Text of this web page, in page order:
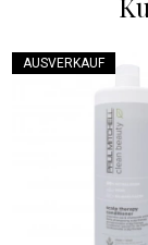
AUSVERKAUF